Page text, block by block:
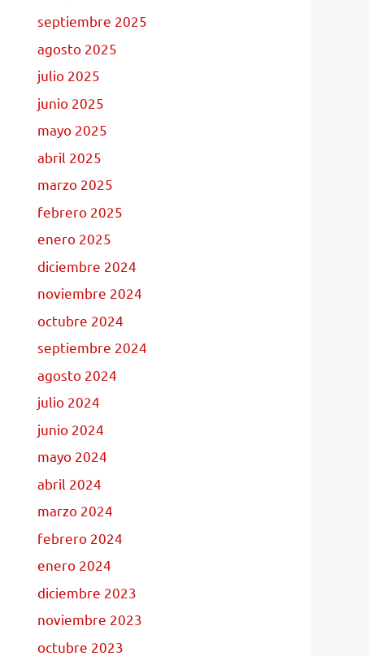
septiembre 2025
agosto 2025
julio 2025
junio 2025
mayo 2025
abril 2025
marzo 2025
febrero 2025
enero 2025
diciembre 2024
noviembre 2024
octubre 2024
septiembre 2024
agosto 2024
julio 2024
junio 2024
mayo 2024
abril 2024
marzo 2024
febrero 2024
enero 2024
diciembre 2023
noviembre 2023
octubre 2023